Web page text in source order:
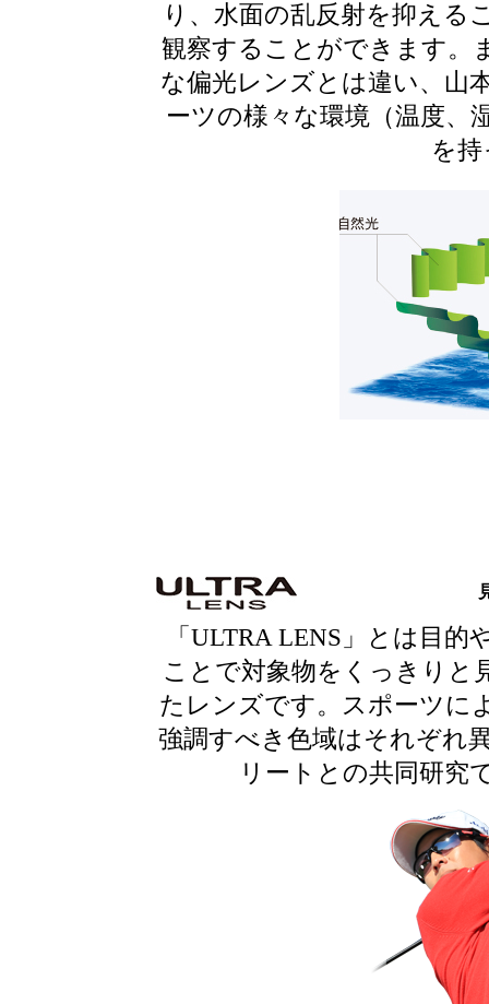
り、水面の乱反射を抑える
観察することができます。
な偏光レンズとは違い、山
ーツの様々な環境（温度、
を
「ULTRA LENS」とは目
ことで対象物をくっきりと
たレンズです。スポーツに
強調すべき色域はそれぞれ
リートとの共同研究